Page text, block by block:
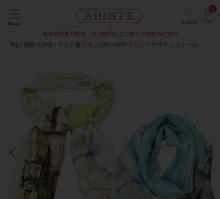
Menu Search Cart
0
最短翌営業日配送・11,000円以上ご購入で送料当社負担
Top 雑貨その他 インド製リネン100％MAPプリントデザインストール